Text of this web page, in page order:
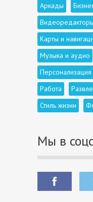
Аркады
Карты и
Музыка и аудио
Персонализация
Работа
Стиль жизни
Мы в